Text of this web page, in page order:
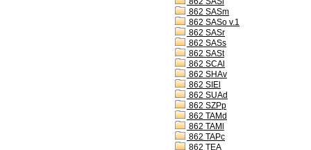
862 SASm
862 SASo v.1
862 SASr
862 SASs
862 SASt
862 SCAl
862 SHAv
862 SIEl
862 SUAd
862 SZPp
862 TAMd
862 TAMl
862 TAPc
862 TEA